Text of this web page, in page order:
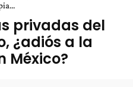
privadas del
¿adiós a la
México?